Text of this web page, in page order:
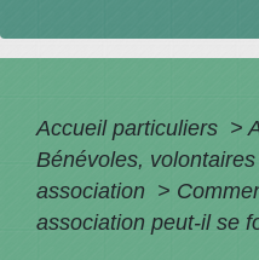
Accueil particuliers >
Bénévoles,
association >
association peut-il se